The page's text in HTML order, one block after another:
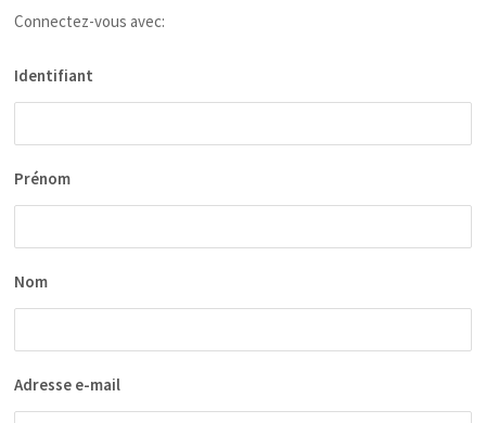
Connectez-vous avec:
Identifiant
Prénom
Nom
Adresse e-mail